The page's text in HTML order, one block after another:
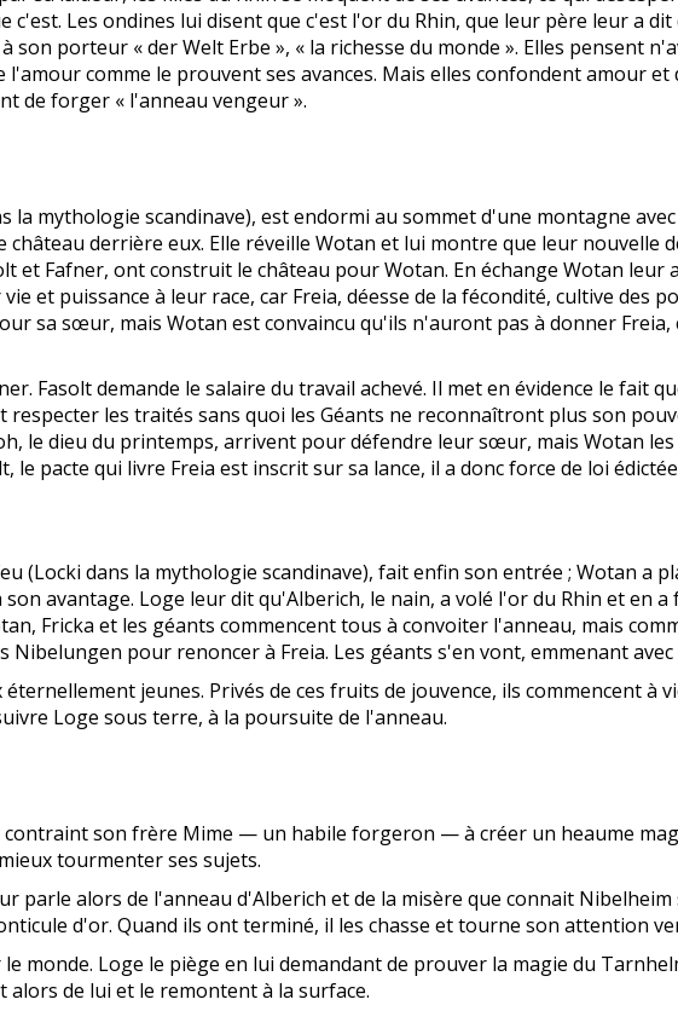
Les ondines lui disent que c'est l'or du Rhin, que leur père leur a
porteur « der Welt Erbe », « la richesse du monde ». Elles pensent
comme le prouvent ses avances. Mais elles confondent amour
de forger « l'anneau vengeur ».
la mythologie scandinave), est endormi au sommet d'une montagne
château derrière eux. Elle réveille Wotan et lui montre que leur nouvelle
et Fafner, ont construit le château pour Wotan. En échange Wotan leur
et puissance à leur race, car Freia, déesse de la fécondité, cultive des
sa sœur, mais Wotan est convaincu qu'ils n'auront pas à donner
Fasolt demande le salaire du travail achevé. Il met en évidence le fait
respecter les traités sans quoi les Géants ne reconnaîtront plus son
le dieu du printemps, arrivent pour défendre leur sœur, mais Wotan
le pacte qui livre Freia est inscrit sur sa lance, il a donc force de loi
(Locki dans la mythologie scandinave), fait enfin son entrée ; Wotan a
avantage. Loge leur dit qu'Alberich, le nain, a volé l'or du Rhin et en
Fricka et les géants commencent tous à convoiter l'anneau, mais
pour renoncer à Freia. Les géants s'en vont, emmenant avec
jeunes. Privés de ces fruits de jouvence, ils commencent
Loge sous terre, à la poursuite de l'anneau.
contraint son frère Mime — un habile forgeron — à créer un heaume
tourmenter ses sujets.
parle alors de l'anneau d'Alberich et de la misère que connait
d'or. Quand ils ont terminé, il les chasse et tourne son attention
monde. Loge le piège en lui demandant de prouver la magie du
alors de lui et le remontent à la surface.